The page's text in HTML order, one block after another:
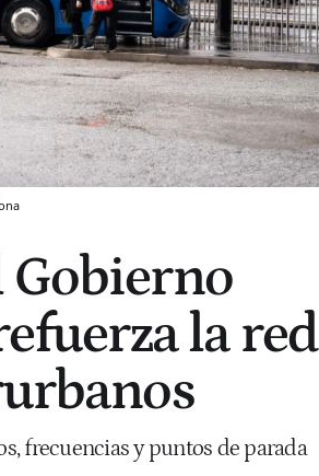
la red
frecuencias y puntos de parada